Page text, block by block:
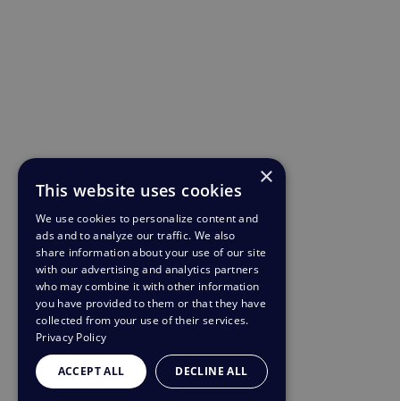
×
This website uses cookies
We use cookies to personalize content and
ads and to analyze our traffic. We also
share information about your use of our site
with our advertising and analytics partners
who may combine it with other information
you have provided to them or that they have
collected from your use of their services.
Privacy Policy
ACCEPT ALL DECLINE ALL